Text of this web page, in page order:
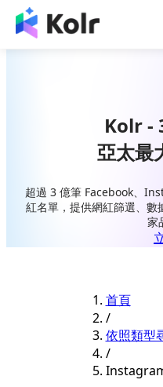
Kolr -
亞太最
超過 3 億筆 Facebook、
紅名單，提供網紅篩選、
家
首頁
/
依照類型
/